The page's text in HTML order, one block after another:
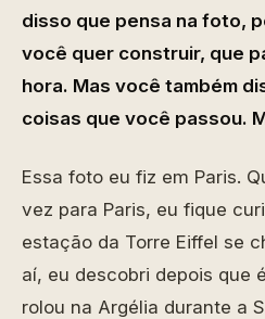
disso que pensa na foto,
você quer construir, que
hora. Mas você também
coisas que você passou.
Essa foto eu fiz em Paris.
vez para Paris, eu fique
estação da Torre Eiffel se
aí, eu descobri depois que
rolou na Argélia durante a